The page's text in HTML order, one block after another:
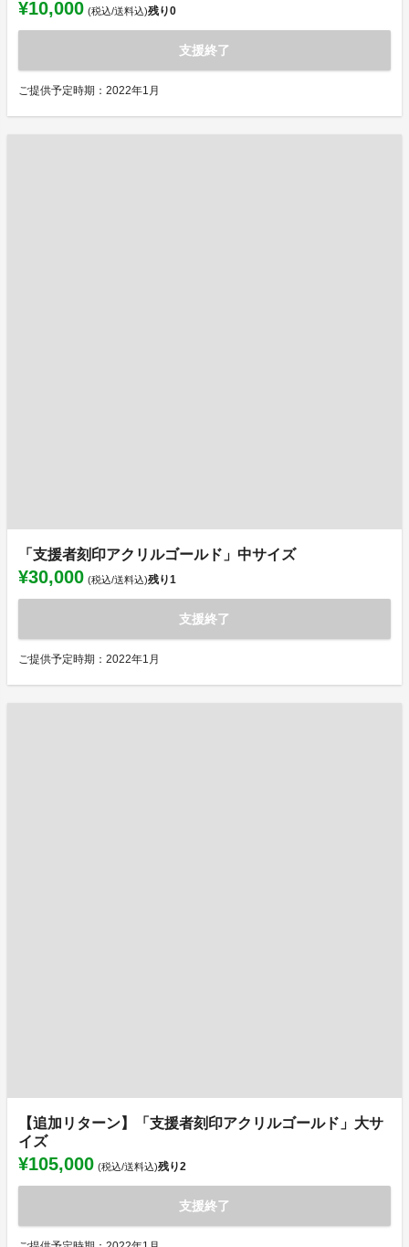
¥10,000 (税込/送料込)残り0
支援終了
ご提供予定時期：2022年1月
「支援者刻印アクリルゴールド」中サイズ
¥30,000 (税込/送料込)残り1
支援終了
ご提供予定時期：2022年1月
【追加リターン】「支援者刻印アクリルゴールド」大サ
イズ
¥105,000 (税込/送料込)残り2
支援終了